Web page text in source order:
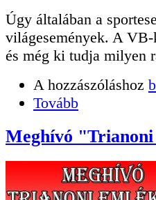
Úgy általában a
világesemények. A
és még ki tudja milyen
A hozzászóláshoz
Tovább
Meghívó "Trianoni